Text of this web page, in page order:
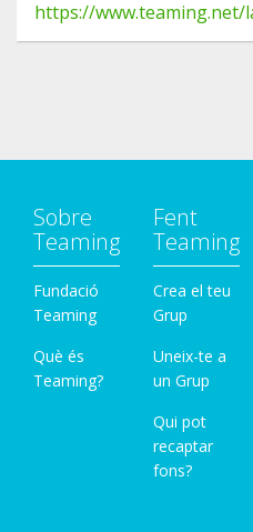
16
3303/permalink/
https://
Animal/photos/
47759/
https://
Sobre
Teaming
Fundació
Teaming
Què és
Teaming?
Fent
Teaming
Crea el teu
Grup
Uneix-te a
un Grup
Qui pot
recaptar
fons?